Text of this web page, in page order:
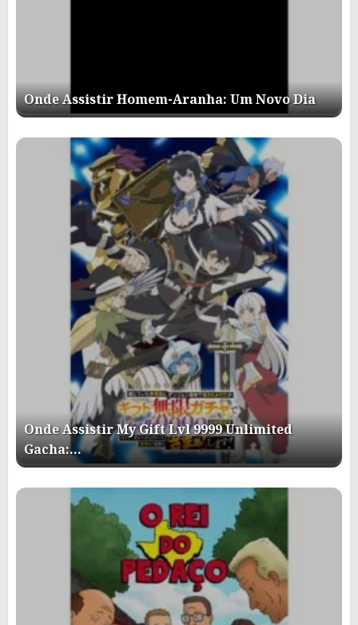
Onde Assistir Homem-Aranha: Um Novo Dia
Onde Assistir My Gift Lvl 9999 Unlimited
Gacha:…